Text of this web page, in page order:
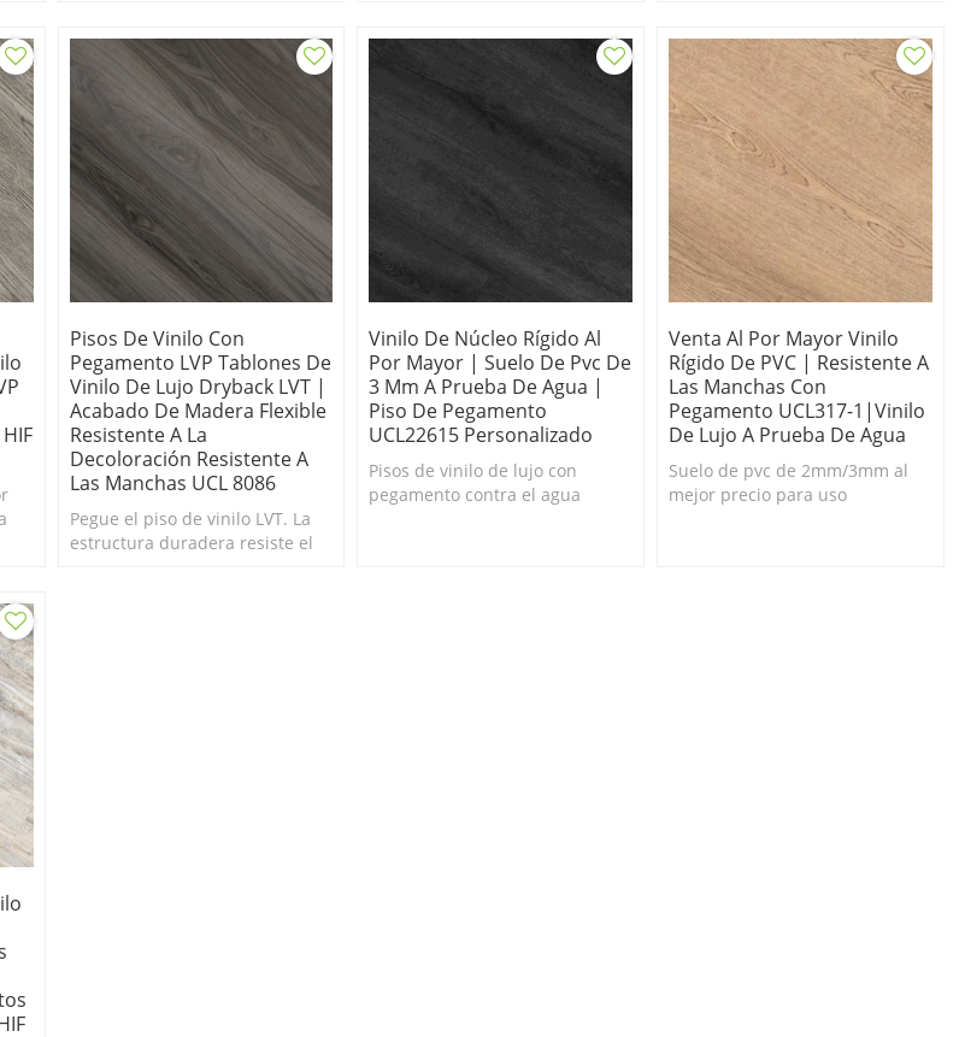
tablones de vinilo de lujo
Pisos de tablones de vinilo de
lujo baratos.
Pisos De Vinilo Con
Pegamento LVP Tablones De
Vinilo De Lujo Dryback LVT |
Acabado De Madera Flexible
Resistente A La
Decoloración Resistente A
Las Manchas UCL 8086
Pegue el piso de vinilo LVT. La
estructura duradera resiste el
Vinilo De Núcleo Rígido Al
Por Mayor | Suelo De Pvc De
3 Mm A Prueba De Agua |
Piso De Pegamento
UCL22615 Personalizado
Pisos de vinilo de lujo con
pegamento contra el agua
Venta Al Por Mayor Vinilo
Rígido De PVC | Resistente A
Las Manchas Con
Pegamento UCL317-1|Vinilo
De Lujo A Prueba De Agua
Suelo de pvc de 2mm/3mm al
mejor precio para uso